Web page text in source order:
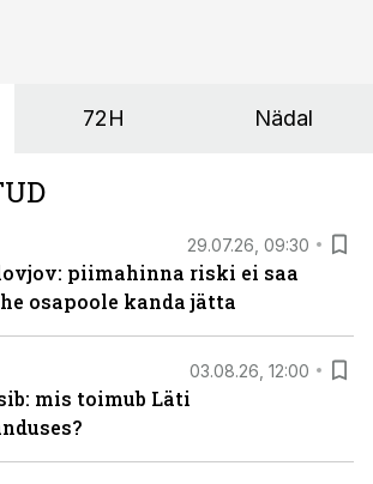
töötund on oluline.
72H Nädal
29.07.26, 09:30
piimahinna riski ei saa
osapoole kanda jätta
03.08.26, 12:00
mis toimub Läti